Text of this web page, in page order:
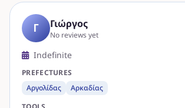
Γ Γιώργος
No reviews yet
Indefinite
PREFECTURES
Αργολίδας
Αρκαδίας